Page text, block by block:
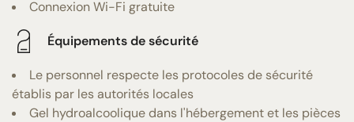
Connexion Wi-Fi gratuite
Équipements de sécurité
Le personnel respecte les protocoles de sécurité
établis par les autorités locales
Gel hydroalcoolique dans l'hébergement et les pièces